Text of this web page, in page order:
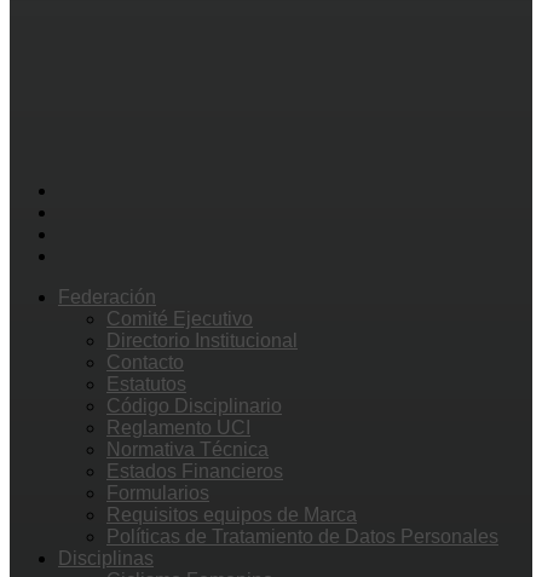
Federación
Comité Ejecutivo
Directorio Institucional
Contacto
Estatutos
Código Disciplinario
Reglamento UCI
Normativa Técnica
Estados Financieros
Formularios
Requisitos equipos de Marca
Políticas de Tratamiento de Datos Personales
Disciplinas